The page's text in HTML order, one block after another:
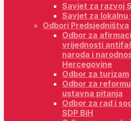
Savjet za razvoj
Savjet za lokalnu
Odbori Predsjedništva
Odbor za
vrijednosti
naroda i
Hercegovine
Odbor za turizam
Odbor za
ustavna pitanja
Odbor za rad i
SDP BiH